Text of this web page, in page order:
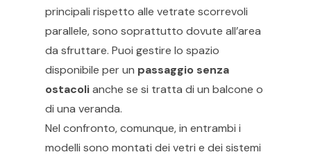
principali rispetto alle vetrate scorrevoli
parallele, sono soprattutto dovute all’area
da sfruttare. Puoi gestire lo spazio
disponibile per un passaggio senza
ostacolianche se si tratta di un balcone o
di una veranda.
Nel confronto, comunque, in entrambi i
modelli sono montati dei vetri e dei sistemi